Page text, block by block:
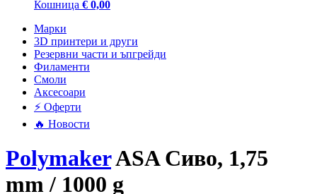
Кошница € 0,00
Mарки
3D принтери и други
Резервни части и ъпгрейди
Филаменти
Смоли
Аксесоари
⚡ Оферти
🔥 Новости
PolymakerASA Сиво, 1,75
mm / 1000 g